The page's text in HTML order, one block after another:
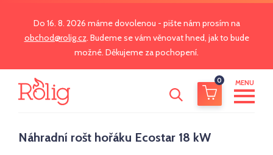
Do 16. 8. 2026 máme dovolenou - pište nám prosím na
obchod@rolig.cz. Budeme se vám věnovat hned, jak to bude
možné. Děkujeme za pochopení.
0 MENU
Náhradní rošt hořáku Ecostar 18 kW